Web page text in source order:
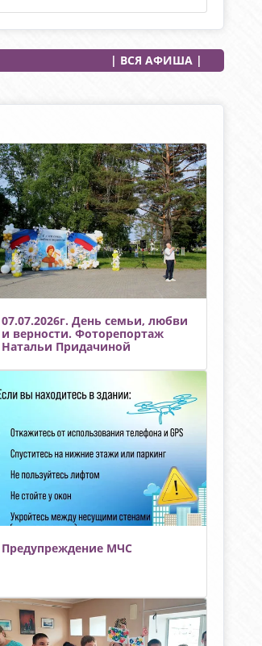
кладитрубку.рф/
| ВСЯ АФИША |
07.07.2026г. День семьи, любви
и верности. Фоторепортаж
Натальи Придачиной
Предупреждение МЧС